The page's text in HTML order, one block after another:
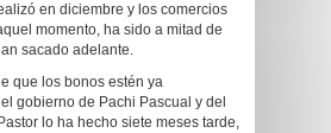
en diciembre y los comercios
momento, ha sido a mitad de
sacado adelante.
que los bonos estén ya
gobierno de Pachi Pascual y del
lo ha hecho siete meses tarde,